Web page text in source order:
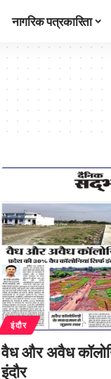
नागरिक पत्रकारिता
इंदौर
वैध और अवैध
इंदौर